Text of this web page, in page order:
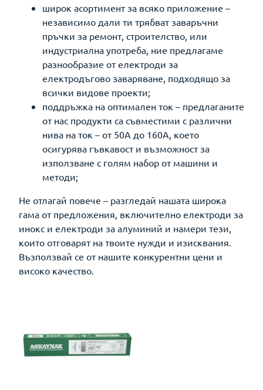
широк асортимент за всяко приложение –
независимо дали ти трябват заваръчни
пръчки за ремонт, строителство, или
индустриална употреба, ние предлагаме
разнообразие от електроди за
електродъгово заваряване, подходящо за
всички видове проекти;
поддръжка на оптимален ток – предлаганите
от нас продукти са съвместими с различни
нива на ток – от 50A до 160A, което
осигурява гъвкавост и възможност за
използване с голям набор от машини и
методи;
Не отлагай повече – разгледай нашата широка
гама от предложения, включително електроди за
инокс и електроди за алуминий и намери тези,
които отговарят на твоите нужди и изисквания.
Възползвай се от нашите конкурентни цени и
високо качество.